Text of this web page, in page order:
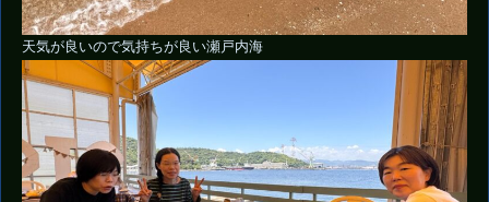
天気が良いので気持ちが良い瀬戸内海